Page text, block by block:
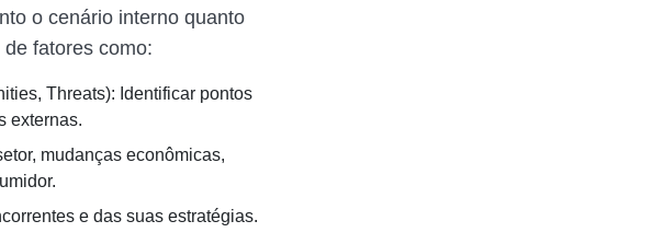
o cenário interno quanto
fatores como:
Threats): Identificar pontos
externas.
mudanças econômicas,
e das suas estratégias.